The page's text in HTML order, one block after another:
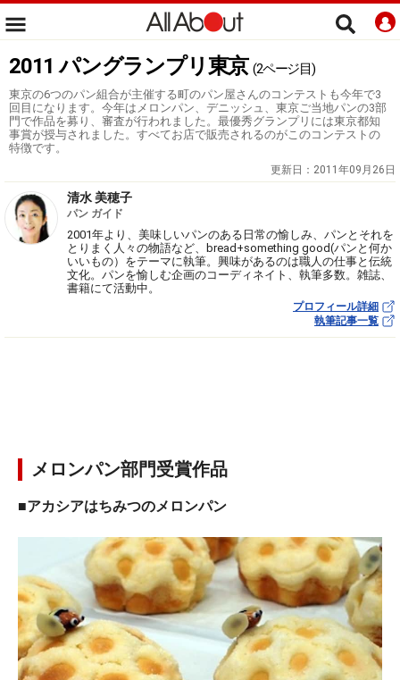
2011 パングランプリ東京 (2ページ目)
東京の6つのパン組合が主催する町のパン屋さんのコンテストも今年で3
回目になります。今年はメロンパン、デニッシュ、東京ご当地パンの3部
門で作品を募り、審査が行われました。最優秀グランプリには東京都知
事賞が授与されました。すべてお店で販売されるのがこのコンテストの
特徴です。
更新日： 2011年09月26日
清水 美穂子
パン ガイド
2001年より、美味しいパンのある日常の愉しみ、パンとそれを
とりまく人々の物語など、bread+something good(パンと何か
いいもの）をテーマに執筆。興味があるのは職人の仕事と伝統
文化。パンを愉しむ企画のコーディネイト、執筆多数。雑誌、
書籍にて活動中。
プロフィール詳細
執筆記事一覧
メロンパン部門受賞作品
■アカシアはちみつのメロンパン